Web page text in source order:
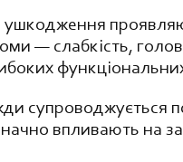
— слабкість,
супроводжується
впливають на